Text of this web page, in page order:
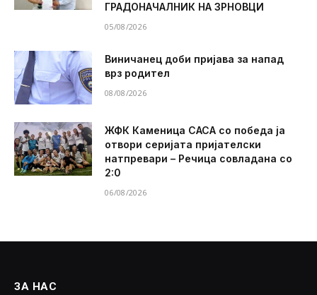
ГРАДОНАЧАЛНИК НА ЗРНОВЦИ
05/08/2026
Виничанец доби пријава за напад
врз родител
08/08/2026
ЖФК Каменица САСА со победа ја
отвори серијата пријателски
натпревари – Речица совладана со
2:0
06/08/2026
ЗА НАС